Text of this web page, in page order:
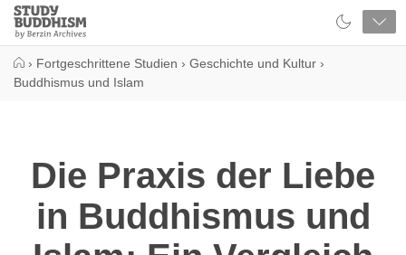
Close
Study
Buddhism
› Fortgeschrittene Studien › Geschichte und Kultur ›
Buddhismus und Islam
Die Praxis der Liebe
in Buddhismus und